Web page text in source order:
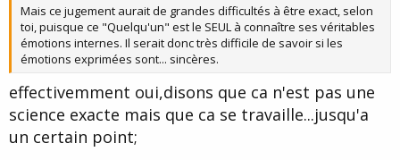
Mais ce jugement aurait de grandes difficultés à être exact, selon
toi, puisque ce "Quelqu'un" est le SEUL à connaître ses véritables
émotions internes. Il serait donc très difficile de savoir si les
émotions exprimées sont... sincères.
effectivemment oui,disons que ca n'est pas une
science exacte mais que ca se travaille...jusqu'a
un certain point;